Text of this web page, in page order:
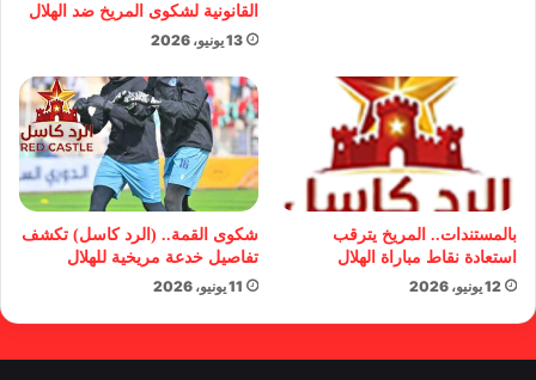
القانونية لشكوى المريخ ضد الهلال
13 يونيو، 2026
بالمستندات.. المريخ يترقب
استعادة نقاط مباراة الهلال
12 يونيو، 2026
شكوى القمة.. (الرد كاسل) تكشف
تفاصيل خدعة مريخية للهلال
11 يونيو، 2026